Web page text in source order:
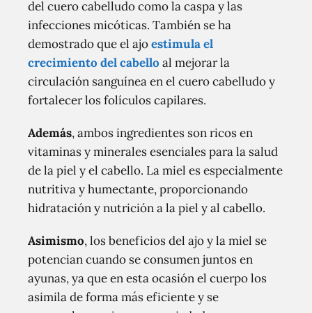
del cuero cabelludo como la caspa y las
infecciones micóticas. También se ha
demostrado que el ajoestimula el
crecimiento del cabello al mejorar la
circulación sanguínea en el cuero cabelludo y
fortalecer los folículos capilares.
Además, ambos ingredientes son ricos en
vitaminas y minerales esenciales para la salud
de la piel y el cabello. La miel es especialmente
nutritiva y humectante, proporcionando
hidratación y nutrición a la piel y al cabello.
Asimismo, los beneficios del ajo y la miel se
potencian cuando se consumen juntos en
ayunas, ya que en esta ocasión el cuerpo los
asimila de forma más eficiente y se